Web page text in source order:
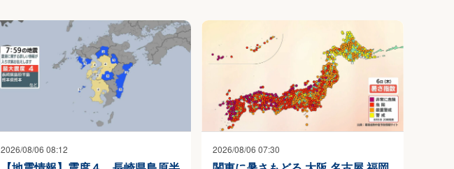
2026/08/06 08:12 2026/08/06 07:30